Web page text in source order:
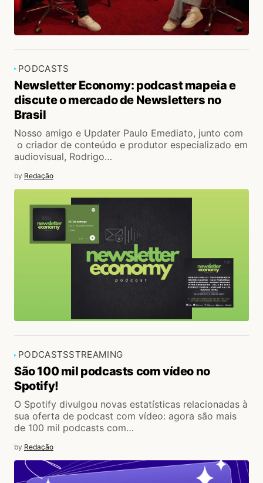
PODCASTS
Newsletter Economy: podcast mapeia e
discute o mercado de Newsletters no
Brasil
Nosso amigo e Updater Paulo Emediato, junto com
o criador de conteúdo e produtor especializado em
audiovisual, Rodrigo…
by Redação
PODCASTSSTREAMING
São 100 mil podcasts com vídeo no
Spotify!
O Spotify divulgou novas estatísticas relacionadas à
sua oferta de podcast com vídeo: agora são mais
de 100 mil podcasts com…
by Redação